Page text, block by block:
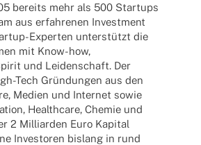
bereits mehr als 500 Start­ups
aus erfah­re­nen Invest­ment
Exper­­ten unter­stützt die
mit Know-how,
und Leiden­schaft. Der
Tech Grün­dun­gen aus den
Medien und Inter­net sowie
Health­care, Chemie und
2 Milli­ar­den Euro Kapi­tal
Inves­to­ren bislang in rund